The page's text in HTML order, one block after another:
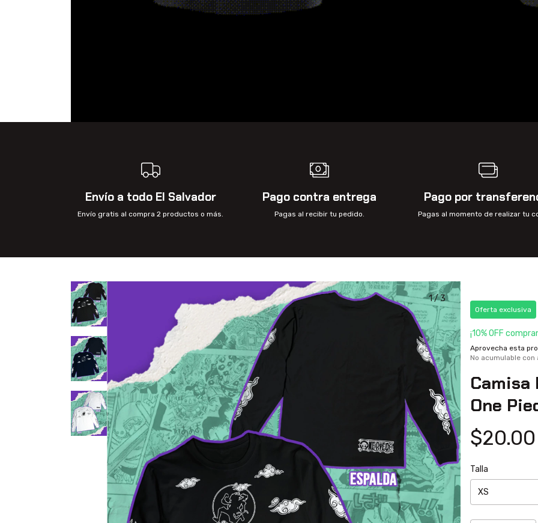
Envío a todo El Salvador
Envío gratis al compra 2 productos o más.
Pago contra entrega
Pagas al recibir tu pedido.
Pago por
Pagas al momento de realizar tu
1/3
Oferta exclusiva
¡10% OFF
Aprovecha esta
No acumulable
Camisa
One
$20.00
Talla